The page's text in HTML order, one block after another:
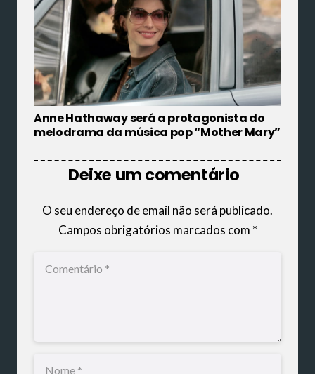
Anne Hathaway será a protagonista do
melodrama da música pop “Mother Mary”
Deixe um comentário
O seu endereço de email não será publicado.
Campos obrigatórios marcados com *